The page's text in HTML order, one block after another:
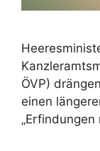
ÖVP)
einen